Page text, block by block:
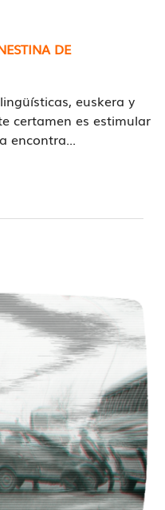
DE
euskera y
certamen es estimular
encontra...